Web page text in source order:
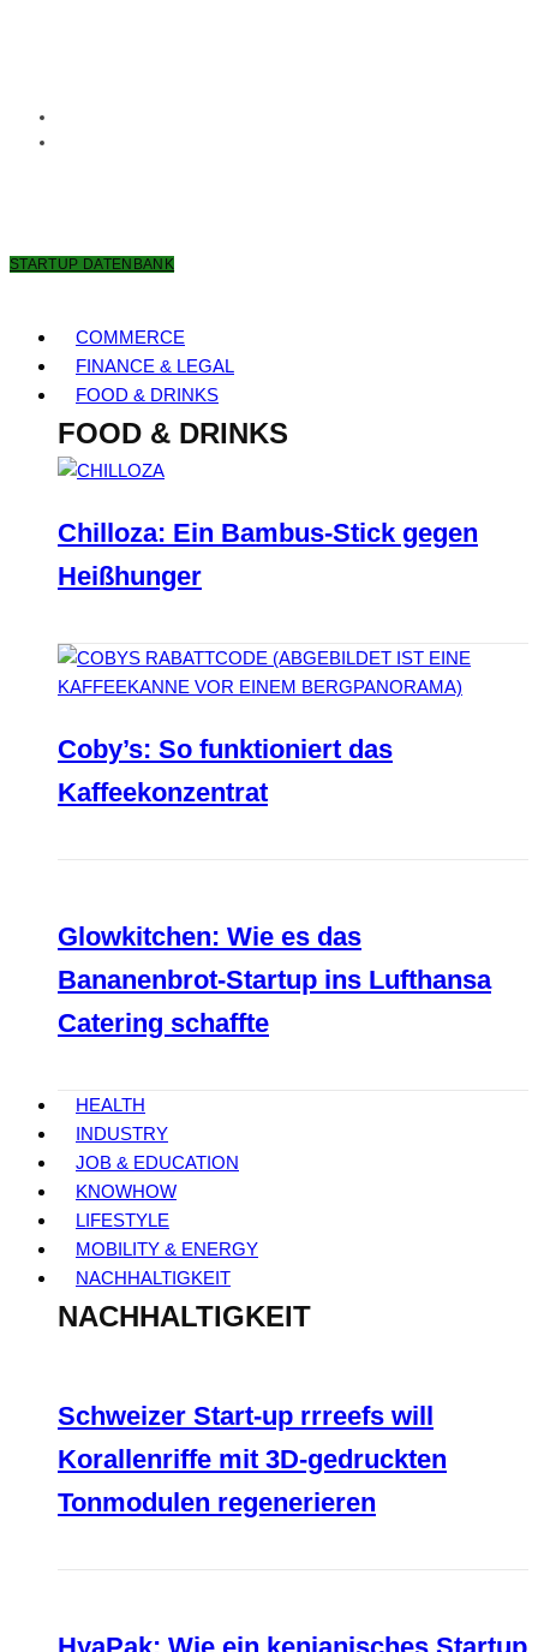
STARTUP DATENBANK
COMMERCE
FINANCE & LEGAL
FOOD & DRINKS
FOOD & DRINKS
Chilloza: Ein Bambus-Stick gegen
Heißhunger
Coby’s: So funktioniert das
Kaffeekonzentrat
Glowkitchen: Wie es das
Bananenbrot-Startup ins Lufthansa
Catering schaffte
HEALTH
INDUSTRY
JOB & EDUCATION
KNOWHOW
LIFESTYLE
MOBILITY & ENERGY
NACHHALTIGKEIT
NACHHALTIGKEIT
Schweizer Start-up rrreefs will
Korallenriffe mit 3D-gedruckten
Tonmodulen regenerieren